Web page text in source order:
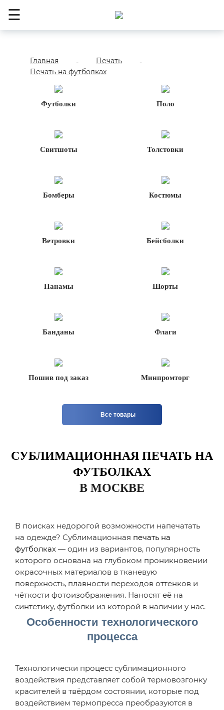
☰
Главная - Печать
-
Печать на футболках
Футболки Поло
Свитшоты Толстовки
Бомберы Костюмы
Ветровки Бейсболки
Панамы Шорты
Банданы Флаги
Пошив под заказ Минпромторг
Все товары
СУБЛИМАЦИОННАЯ ПЕЧАТЬ НА
ФУТБОЛКАХ
В МОСКВЕ
В поисках недорогой возможности напечатать
на одежде? Сублимационная печать на
футболках — один из вариантов, популярность
которого основана на глубоком проникновении
окрасочных материалов в тканевую
поверхность, плавности переходов оттенков и
чёткости фотоизображения. Наносят её на
синтетику, футболки из которой в наличии у нас.
Особенности технологического
процесса
Технологически процесс сублимационного
воздействия представляет собой термовозгонку
красителей в твёрдом состоянии, которые под
воздействием термопресса преобразуются в